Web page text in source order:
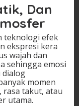
Dan
teknologi efek
ekspresi kera
wajah dan
sehingga emosi
dialog
momen
takut, atau
utama.